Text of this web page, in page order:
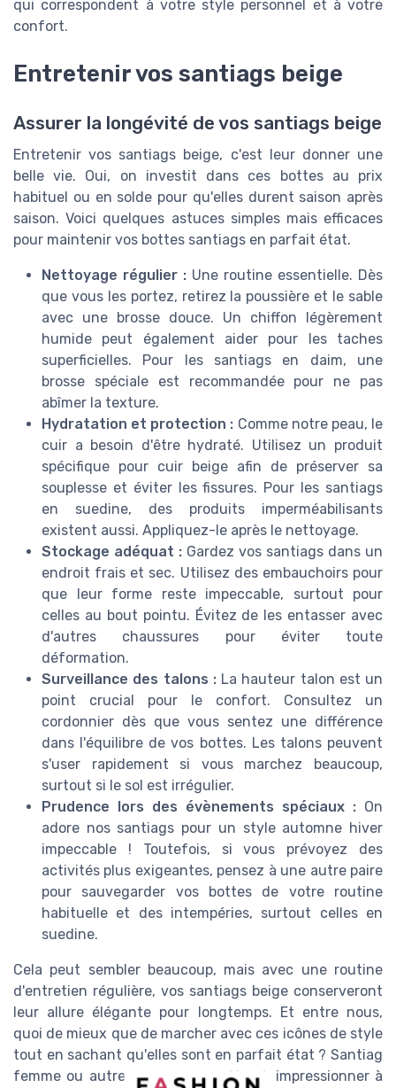
qui correspondent à votre style personnel et à votre
confort.
Entretenir vos santiags beige
Assurer la longévité de vos santiags beige
Entretenir vos santiags beige, c'est leur donner une
belle vie. Oui, on investit dans ces bottes au prix
habituel ou en solde pour qu'elles durent saison après
saison. Voici quelques astuces simples mais efficaces
pour maintenir vos bottes santiags en parfait état.
Nettoyage régulier : Une routine essentielle. Dès
que vous les portez, retirez la poussière et le sable
avec une brosse douce. Un chiffon légèrement
humide peut également aider pour les taches
superficielles. Pour les santiags en daim, une
brosse spéciale est recommandée pour ne pas
abîmer la texture.
Hydratation et protection : Comme notre peau, le
cuir a besoin d'être hydraté. Utilisez un produit
spécifique pour cuir beige afin de préserver sa
souplesse et éviter les fissures. Pour les santiags
en suedine, des produits imperméabilisants
existent aussi. Appliquez-le après le nettoyage.
Stockage adéquat : Gardez vos santiags dans un
endroit frais et sec. Utilisez des embauchoirs pour
que leur forme reste impeccable, surtout pour
celles au bout pointu. Évitez de les entasser avec
d'autres chaussures pour éviter toute
déformation.
Surveillance des talons :La hauteur talon est un
point crucial pour le confort. Consultez un
cordonnier dès que vous sentez une différence
dans l'équilibre de vos bottes. Les talons peuvent
s'user rapidement si vous marchez beaucoup,
surtout si le sol est irrégulier.
Prudence lors des évènements spéciaux : On
adore nos santiags pour un style automne hiver
impeccable ! Toutefois, si vous prévoyez des
activités plus exigeantes, pensez à une autre paire
pour sauvegarder vos bottes de votre routine
habituelle et des intempéries, surtout celles en
suedine.
Cela peut sembler beaucoup, mais avec une routine
d'entretien régulière, vos santiags beige conserveront
leur allure élégante pour longtemps. Et entre nous,
quoi de mieux que de marcher avec ces icônes de style
tout en sachant qu'elles sont en parfait état ? Santiag
femme ou autre, vous serez prêtes à impressionner à